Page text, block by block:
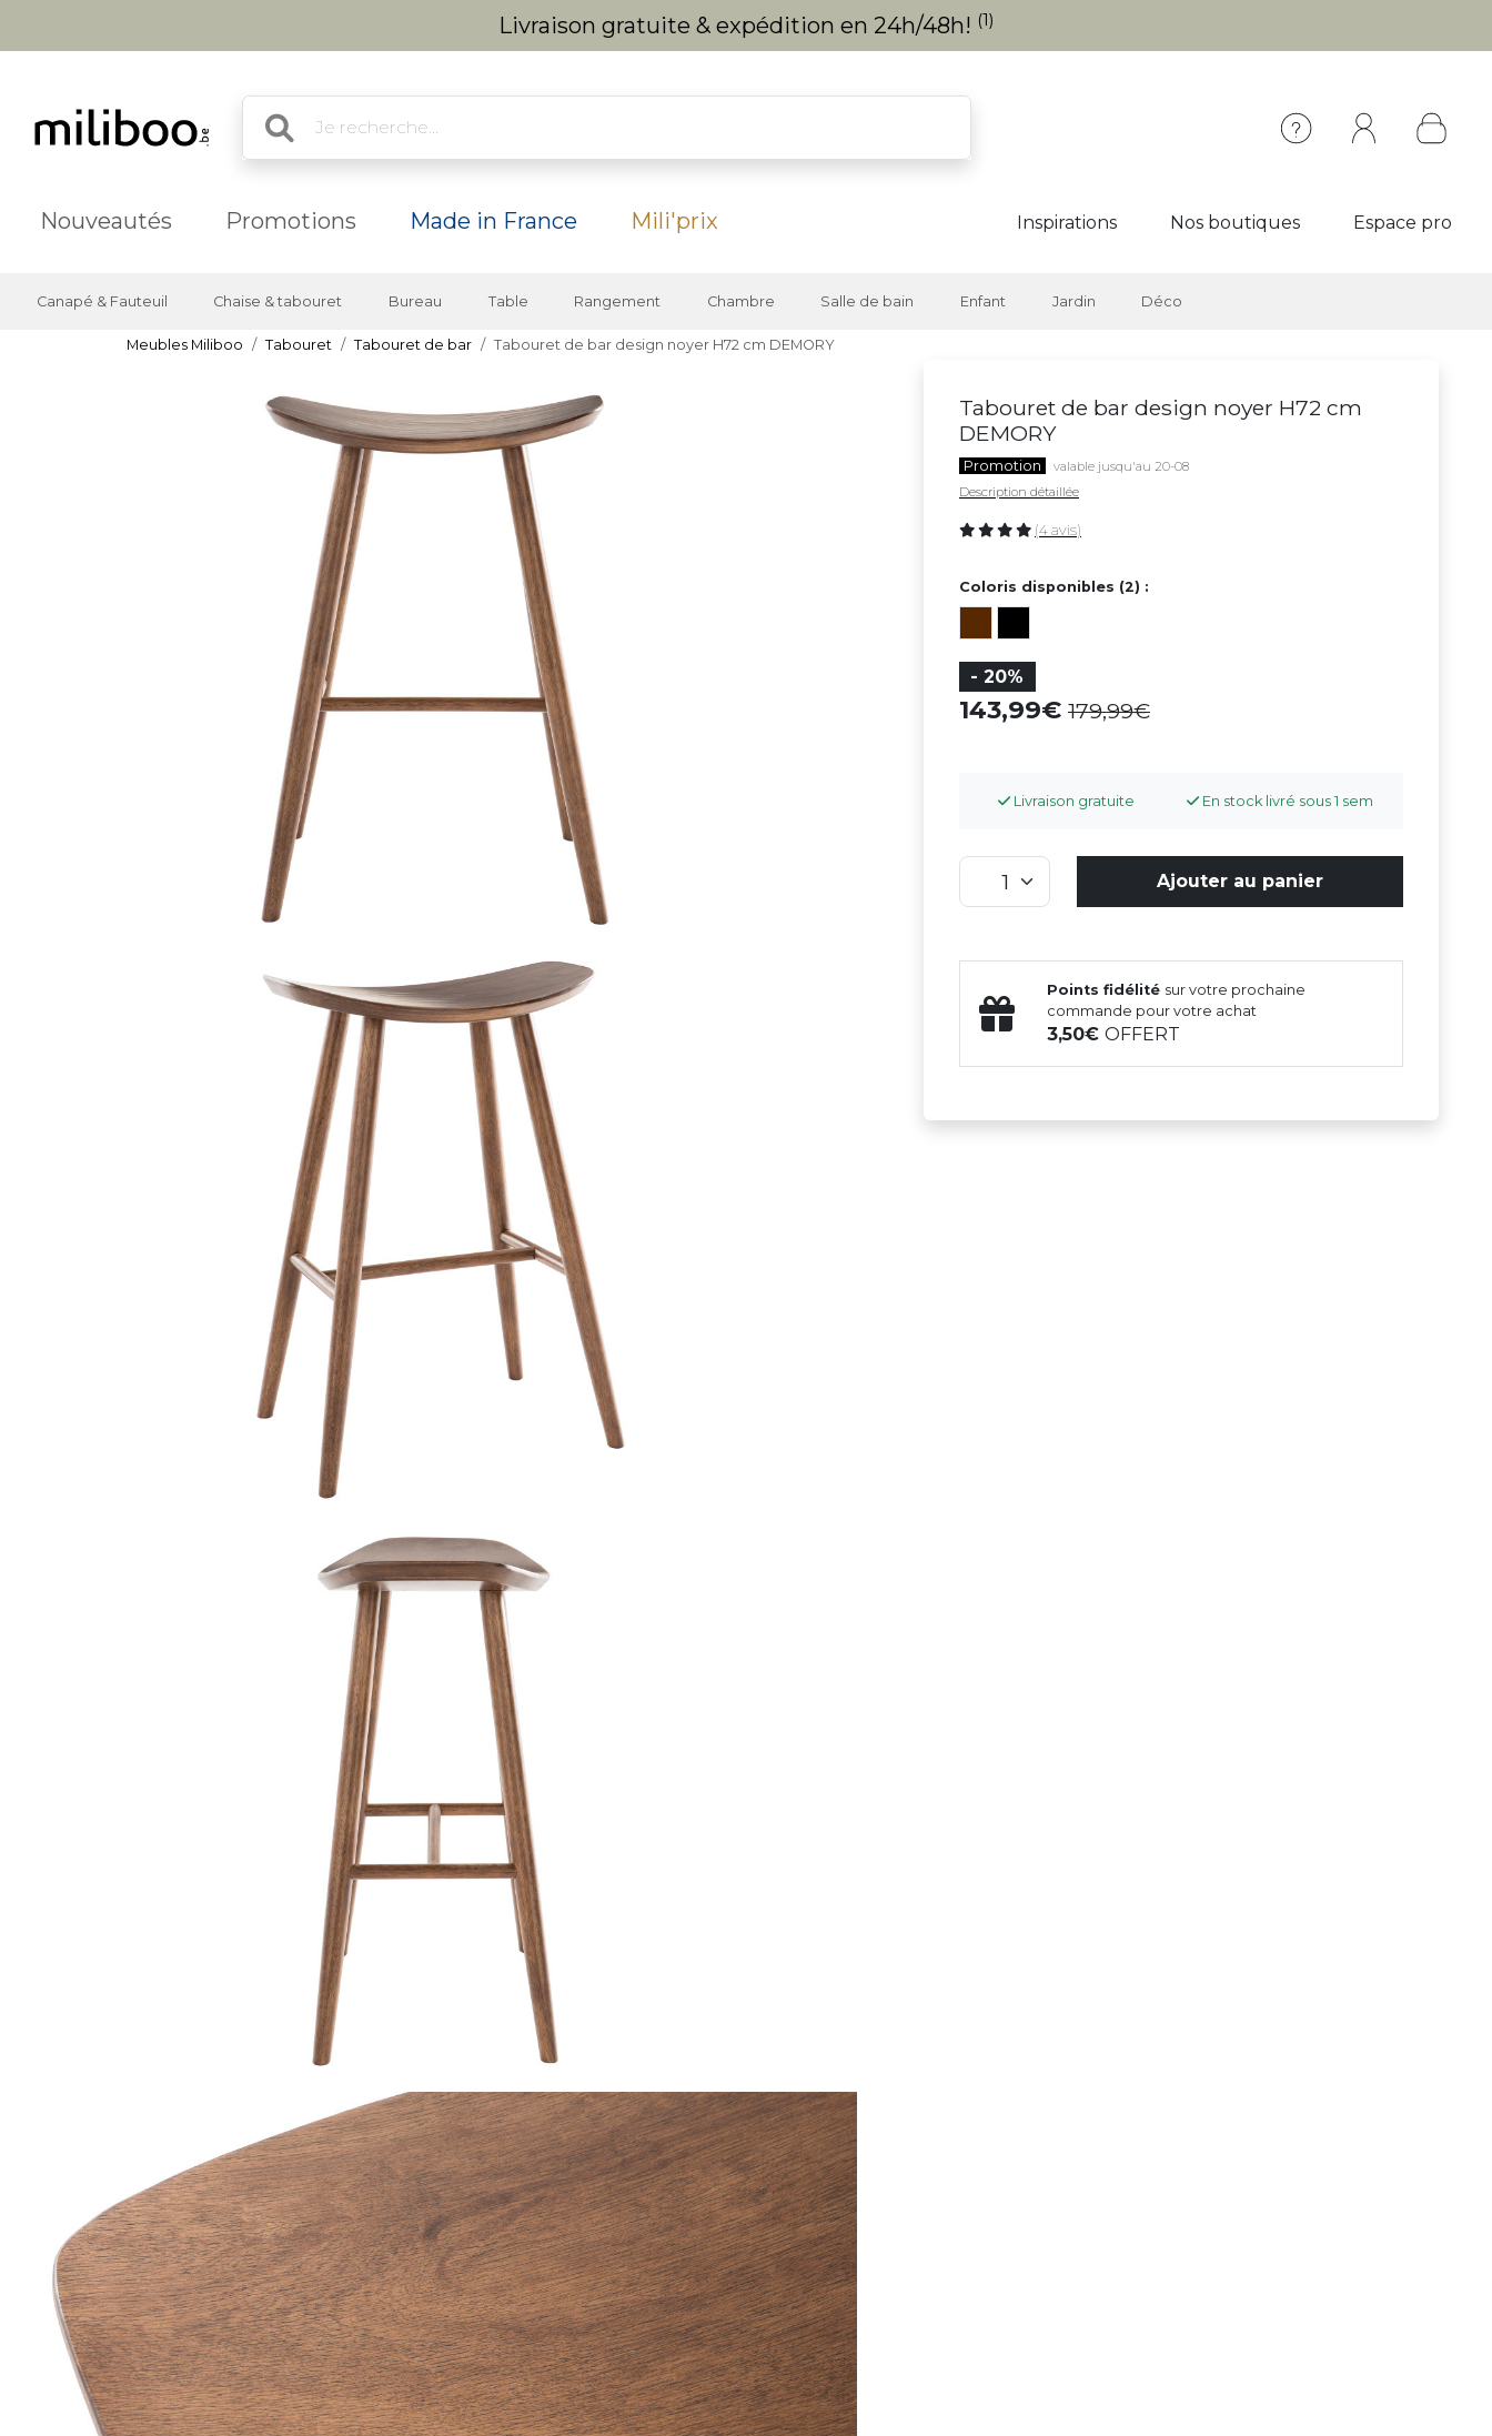
Livraison gratuite & expédition en 24h/48h! (1)
Nouveautés Promotions Made in France Mili'prix Inspirations Nos boutiques Espace pro
Canapé & Fauteuil Chaise & tabouret Bureau Table Rangement Chambre Salle de bain Enfant Jardin Déco
Meubles Miliboo Tabouret Tabouret de bar Tabouret de bar design noyer H72 cm DEMORY
Tabouret de bar design noyer H72 cm
DEMORY
Promotion
valable jusqu'au 20-08
Description détaillée
(4 avis)
Coloris disponibles (2) :
- 20%
143,99 179,99
Livraison gratuite En stock livré sous 1 sem
Ajouter au panier
Points fidélité sur votre prochaine
commande pour votre achat
3,50OFFERT